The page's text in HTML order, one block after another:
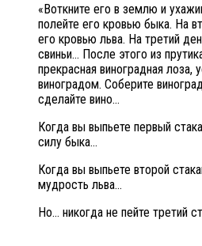
«Воткните его в землю и
полейте его кровью быка. На
его кровью льва. На третий
свиньи… После этого из
прекрасная виноградная лоза,
виноградом. Соберите
сделайте вино…
Когда вы выпьете первый
силу быка…
Когда вы выпьете второй
мудрость льва…
Но… никогда не пейте третий